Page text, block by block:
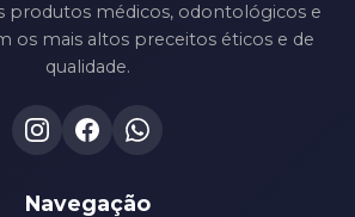
produtos médicos, odontológicos e
os mais altos preceitos éticos e de
qualidade.
Navegação